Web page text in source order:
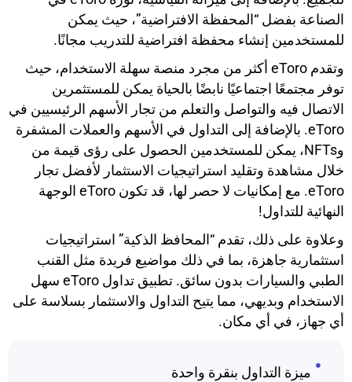
الصناعة بفضل “المحفظة الافتراضية”، حيث يمكن
للمستخدمين إنشاء محفظة افتراضية للتدريب مجانًا.
وتقدم eToro أكثر من مجرد منصة سهلة الاستخدام، حيث
توفر مجتمعًا اجتماعيًا نابضًا بالحياة يمكن للمستثمرين
الاتصال فيه والتواصل والتعلم من تجار الأسهم الرئيسيين في
eToro. بالإضافة إلى التداول في الأسهم والعملات المشفرة
وNFTs، يمكن للمستخدمين الحصول على رؤى قيمة من
خلال مشاهدة وتقليد استراتيجيات الاستثمار لأفضل تجار
eToro. مع إمكانيات لا حصر لها، قد تكون eToro الوجهة
النهائية للتداول!
وعلاوة على ذلك، تقدم “المحافظ الذكية” استراتيجيات
استثمارية جاهزة، بما في ذلك مواضيع فريدة مثل القنب
الطبي والسيارات بدون سائق. تطبيق تداول eToro سهل
الاستخدام وبديهي، مما يتيح التداول والاستثمار بسلاسة على
أي جهاز، في أي مكان.
ميزة التداول بنقرة واحدة